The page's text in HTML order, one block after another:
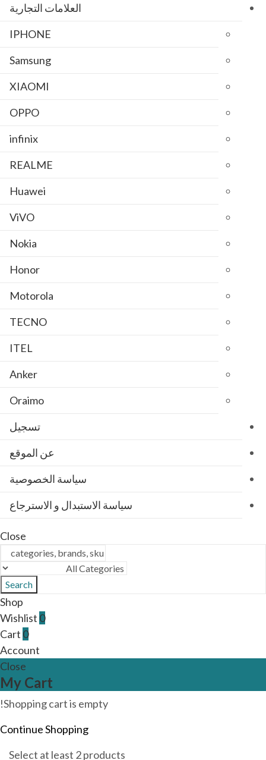
العلامات التجارية
IPHONE
Samsung
XIAOMI
OPPO
infinix
REALME
Huawei
ViVO
Nokia
Honor
Motorola
TECNO
ITEL
Anker
Oraimo
تسجيل
عن الموقع
سياسة الخصوصية
سياسة الاستبدال و الاسترجاع
Close
Search
Shop
0
Wishlist
0
Cart
Account
Close
My Cart
Shopping cart is empty!
Continue Shopping
Select at least 2 products